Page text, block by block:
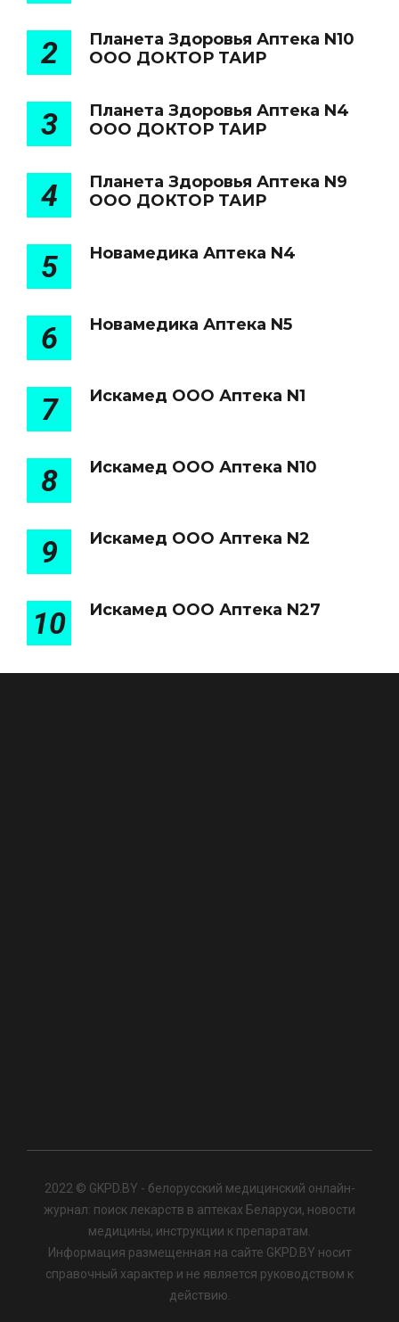
2
Планета Здоровья Аптека N10
ООО ДОКТОР ТАИР
3
Планета Здоровья Аптека N4
ООО ДОКТОР ТАИР
4
Планета Здоровья Аптека N9
ООО ДОКТОР ТАИР
5 Новамедика Аптека N4
6 Новамедика Аптека N5
7 Искамед ООО Аптека N1
8 Искамед ООО Аптека N10
9 Искамед ООО Аптека N2
10 Искамед ООО Аптека N27
2022 © GKPD.BY - белорусский медицинский онлайн-
журнал: поиск лекарств в аптеках Беларуси, новости
медицины, инструкции к препаратам.
Информация размещенная на сайте GKPD.BY носит
справочный характер и не является руководством к
действию.